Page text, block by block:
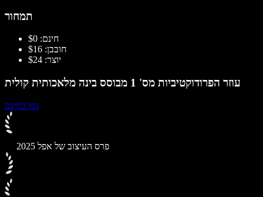
תמחור
חינם: $0
חובבן: $16
יוצר: $24
עוזר הפרודוקטיביות מס' 1 מבוסס בינה מלאכותית קולית
נסו בחינם
פרס העיצוב של אפל 2025